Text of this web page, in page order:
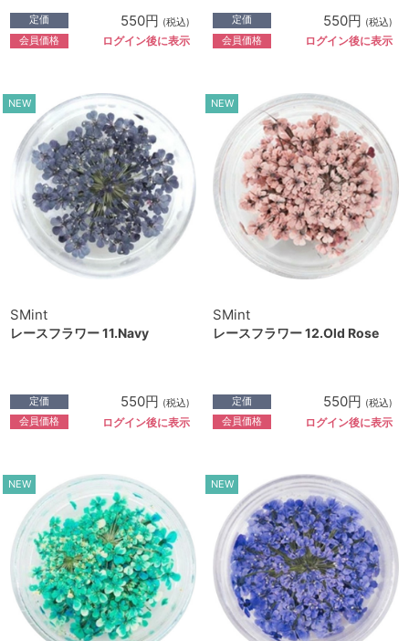
定価 550円 (税込)
会員価格 ログイン後に表示
定価 550円 (税込)
会員価格 ログイン後に表示
NEW
SMint
レースフラワー 11.Navy
定価 550円 (税込)
会員価格 ログイン後に表示
NEW
SMint
レースフラワー 12.Old Rose
定価 550円 (税込)
会員価格 ログイン後に表示
NEW NEW